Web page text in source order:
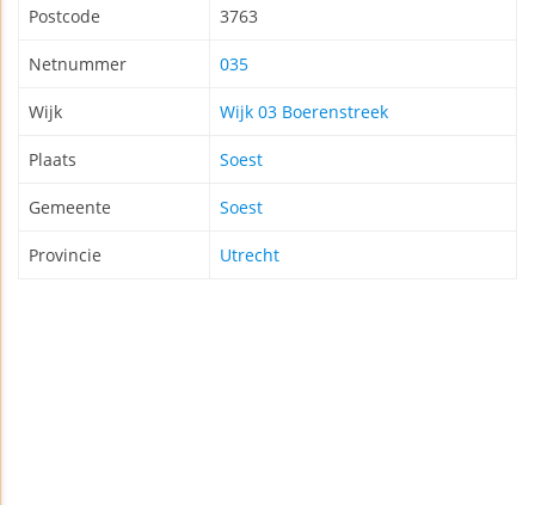
Postcode 3763
Netnummer 035
Wijk Wijk 03 Boerenstreek
Plaats Soest
Gemeente Soest
Provincie Utrecht